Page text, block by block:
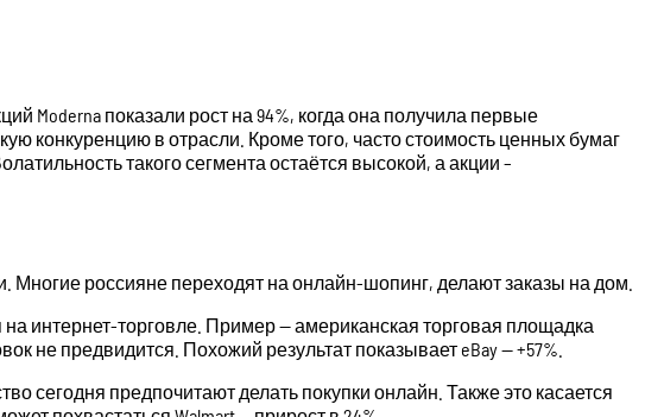
Moderna показали рост на 94%, когда она получила первые
конкуренцию в отрасли. Кроме того, часто стоимость ценных бумаг
такого сегмента остаётся высокой, а акции –
россияне переходят на онлайн-шопинг, делают заказы на дом.
интернет-торговле. Пример — американская торговая площадка
не предвидится. Похожий результат показывает eBay — +57%.
сегодня предпочитают делать покупки онлайн. Также это касается